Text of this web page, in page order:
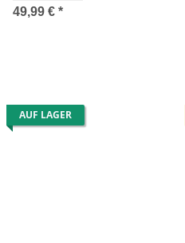
49,99 € *
AUF LAGER